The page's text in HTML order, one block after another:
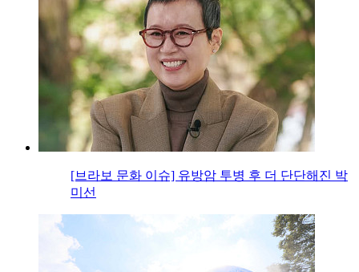
[브라보 문화 이슈] 유방암 투병 후 더 단단해진 박
미선